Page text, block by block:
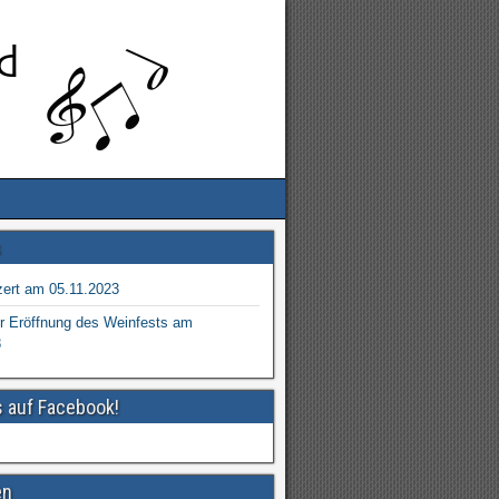
am 05.11.2023
Eröffnung des Weinfests am
auf Facebook!